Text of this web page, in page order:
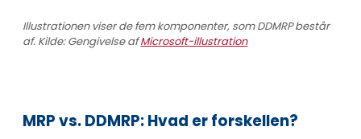
Illustrationen viser de fem komponenter, som DDMRP består
af. Kilde: Gengivelse afMicrosoft-illustration
MRP vs. DDMRP: Hvad er forskellen?